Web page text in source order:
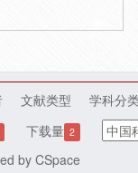
文献类型 学科分
下载量 2
by CSpace